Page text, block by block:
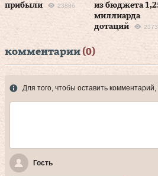
прибыли
23886
из бюджета
миллиарда
дотаций
комментарии (0)
Для того, чтобы оставить
Гость